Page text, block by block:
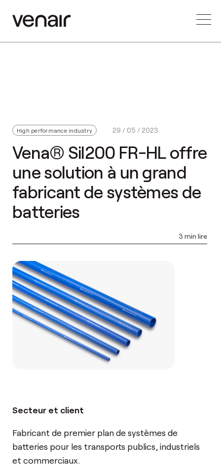
High performance industry 29 / 05 / 2023
Vena® Sil200 FR-HL offre
une solution à un grand
fabricant de systèmes de
batteries
3 min lire
Secteur et client
Fabricant de premier plan de systèmes de
batteries pour les transports publics, industriels
et commerciaux.